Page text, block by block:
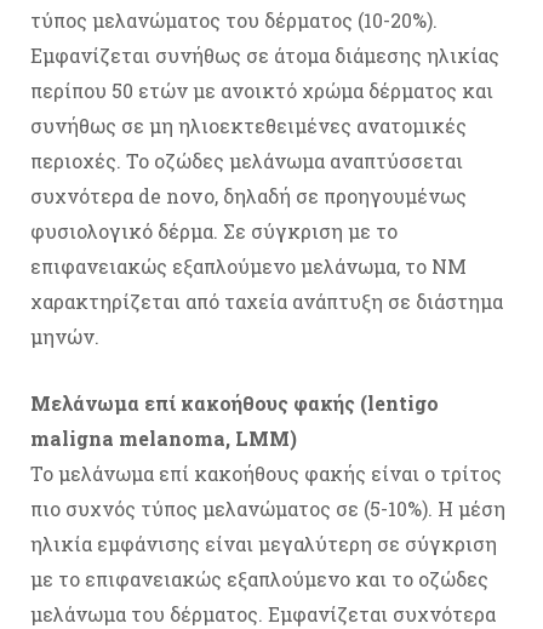
τύπος μελανώματος του δέρματος (10-20%).
Εμφανίζεται συνήθως σε άτομα διάμεσης ηλικίας
περίπου 50 ετών με ανοικτό χρώμα δέρματος και
συνήθως σε μη ηλιοεκτεθειμένες ανατομικές
περιοχές. Το οζώδες μελάνωμα αναπτύσσεται
συχνότερα de novo, δηλαδή σε προηγουμένως
φυσιολογικό δέρμα. Σε σύγκριση με το
επιφανειακώς εξαπλούμενο μελάνωμα, το ΝΜ
χαρακτηρίζεται από ταχεία ανάπτυξη σε διάστημα
μηνών.
Μελάνωμα επί κακοήθους φακής (lentigo
maligna melanoma, LMM)
Το μελάνωμα επί κακοήθους φακής είναι ο τρίτος
πιο συχνός τύπος μελανώματος σε (5-10%). Η μέση
ηλικία εμφάνισης είναι μεγαλύτερη σε σύγκριση
με το επιφανειακώς εξαπλούμενο και το οζώδες
μελάνωμα του δέρματος. Εμφανίζεται συχνότερα